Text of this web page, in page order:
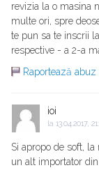
revizia la o masina
multe ori, spre
te pun sa te inscrii
respective - a 2-a
Raportează abuz
ioi
la 13.04.2017,
Si apropo de soft,
un alt importator